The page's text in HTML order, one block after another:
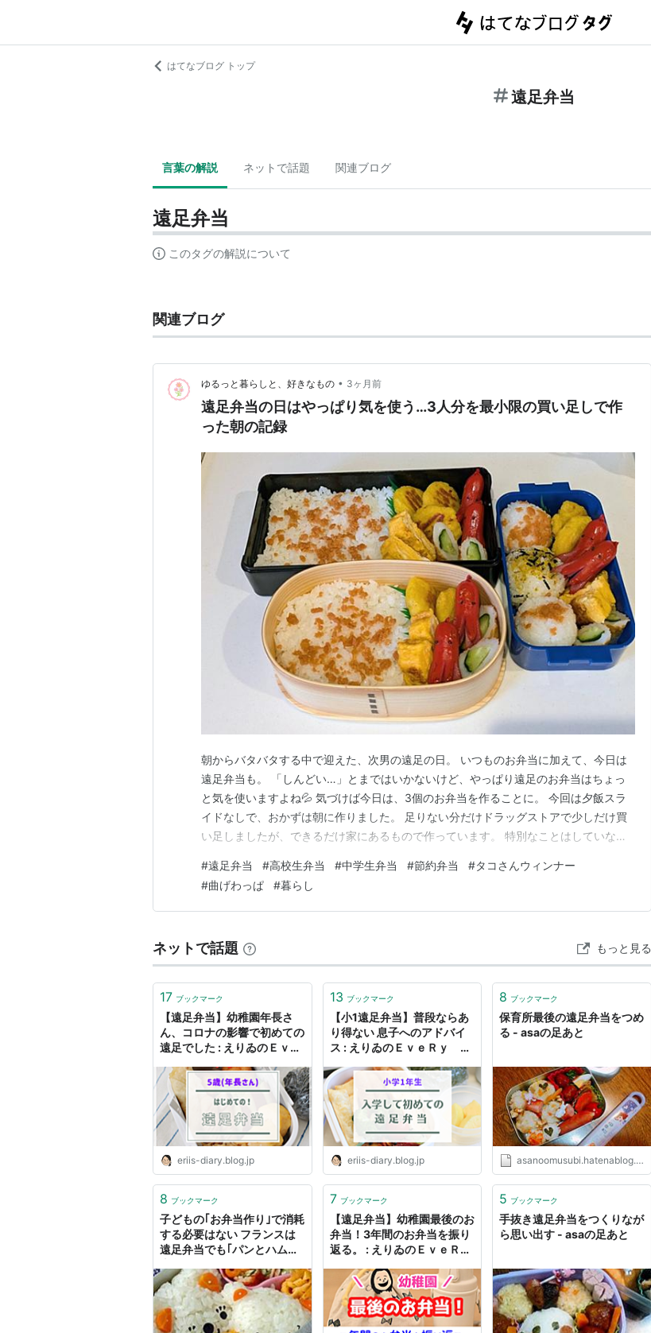
はてなブログ トップ
遠足弁当
言葉の解説 ネットで話題 関連ブログ
遠足弁当
このタグの解説について
関連ブログ
ゆるっと暮らしと、好きなもの • 3ヶ月前
遠足弁当の日はやっぱり気を使う…3人分を最小限の買い足しで作
った朝の記録
朝からバタバタする中で迎えた、次男の遠足の日。 いつものお弁当に加えて、今日は
遠足弁当も。 「しんどい…」とまではいかないけど、やっぱり遠足のお弁当はちょっ
と気を使いますよね💦 気づけば今日は、3個のお弁当を作ることに。 今回は夕飯スラ
イドなしで、おかずは朝に作りました。 足りない分だけドラッグストアで少しだけ買
い足しましたが、できるだけ家にあるもので作っています。 特別なことはしていない
ストア) ・チーズ入り卵焼き ・タコさんウィンナー🐙 ・きゅうり入りちくわ ・鮭フレ
ーク せっかくの遠足弁当なので、次男は鮭フ…
#遠足弁当 #高校生弁当 #中学生弁当 #節約弁当 #タコさんウィンナー
#曲げわっぱ #暮らし
ネットで話題 もっと見る
17 ブックマーク
【遠足弁当】幼稚園年長さ
ん、コロナの影響で初めての
遠足でした : えりゐのＥｖｅ
by ライブドアブログ
eriis-diary.blog.jp
13 ブックマーク
【小1遠足弁当】普段ならあ
り得ない 息子へのアドバイ
ス : えりゐのＥｖｅＲｙ ｄ
ブドアブログ
eriis-diary.blog.jp
8 ブックマーク
保育所最後の遠足弁当をつめ
る - asaの足あと
asanoomusubi.hatenablog.com
8 ブックマーク
子どもの｢お弁当作り｣で消耗
する必要はない フランスは
遠足弁当でも｢パンとハムで
7 ブックマーク
【遠足弁当】幼稚園最後のお
弁当！3年間のお弁当を振り
返る。 : えりゐのＥｖｅＲ
5 ブックマーク
手抜き遠足弁当をつくりなが
ら思い出す - asaの足あと